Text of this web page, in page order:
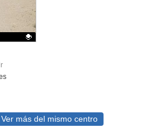
Ver más del mismo centro